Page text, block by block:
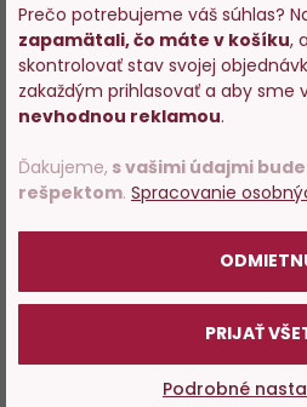
Prečo potrebujeme váš súhlas?
zapamätali, čo máte v košíku,
skontrolovať stav svojej
zakaždým prihlasovať a aby sme
nevhodnou reklamou.
Ďakujeme, s vašimi údajmi
rešpektom. Spracovanie
PRIJAŤ
Podrobné
Vstupujete
predajom
potvrďte, že